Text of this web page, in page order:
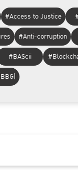
#Access to Justice
#Anti-corruption
#BAScii